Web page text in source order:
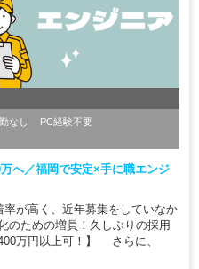
なし
PC経験不要
へ／福岡で安定×手に職エンジ
が高く、近年募集をしていなか
ための増員！久しぶりの採用
万円以上可！】 さらに、